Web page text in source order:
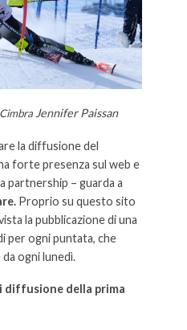
Jennifer Paissan
la diffusione del
forte presenza sul web e
partnership – guarda a
Proprio su questo sito
la pubblicazione di una
per ogni puntata, che
ogni lunedì.
diffusione della prima